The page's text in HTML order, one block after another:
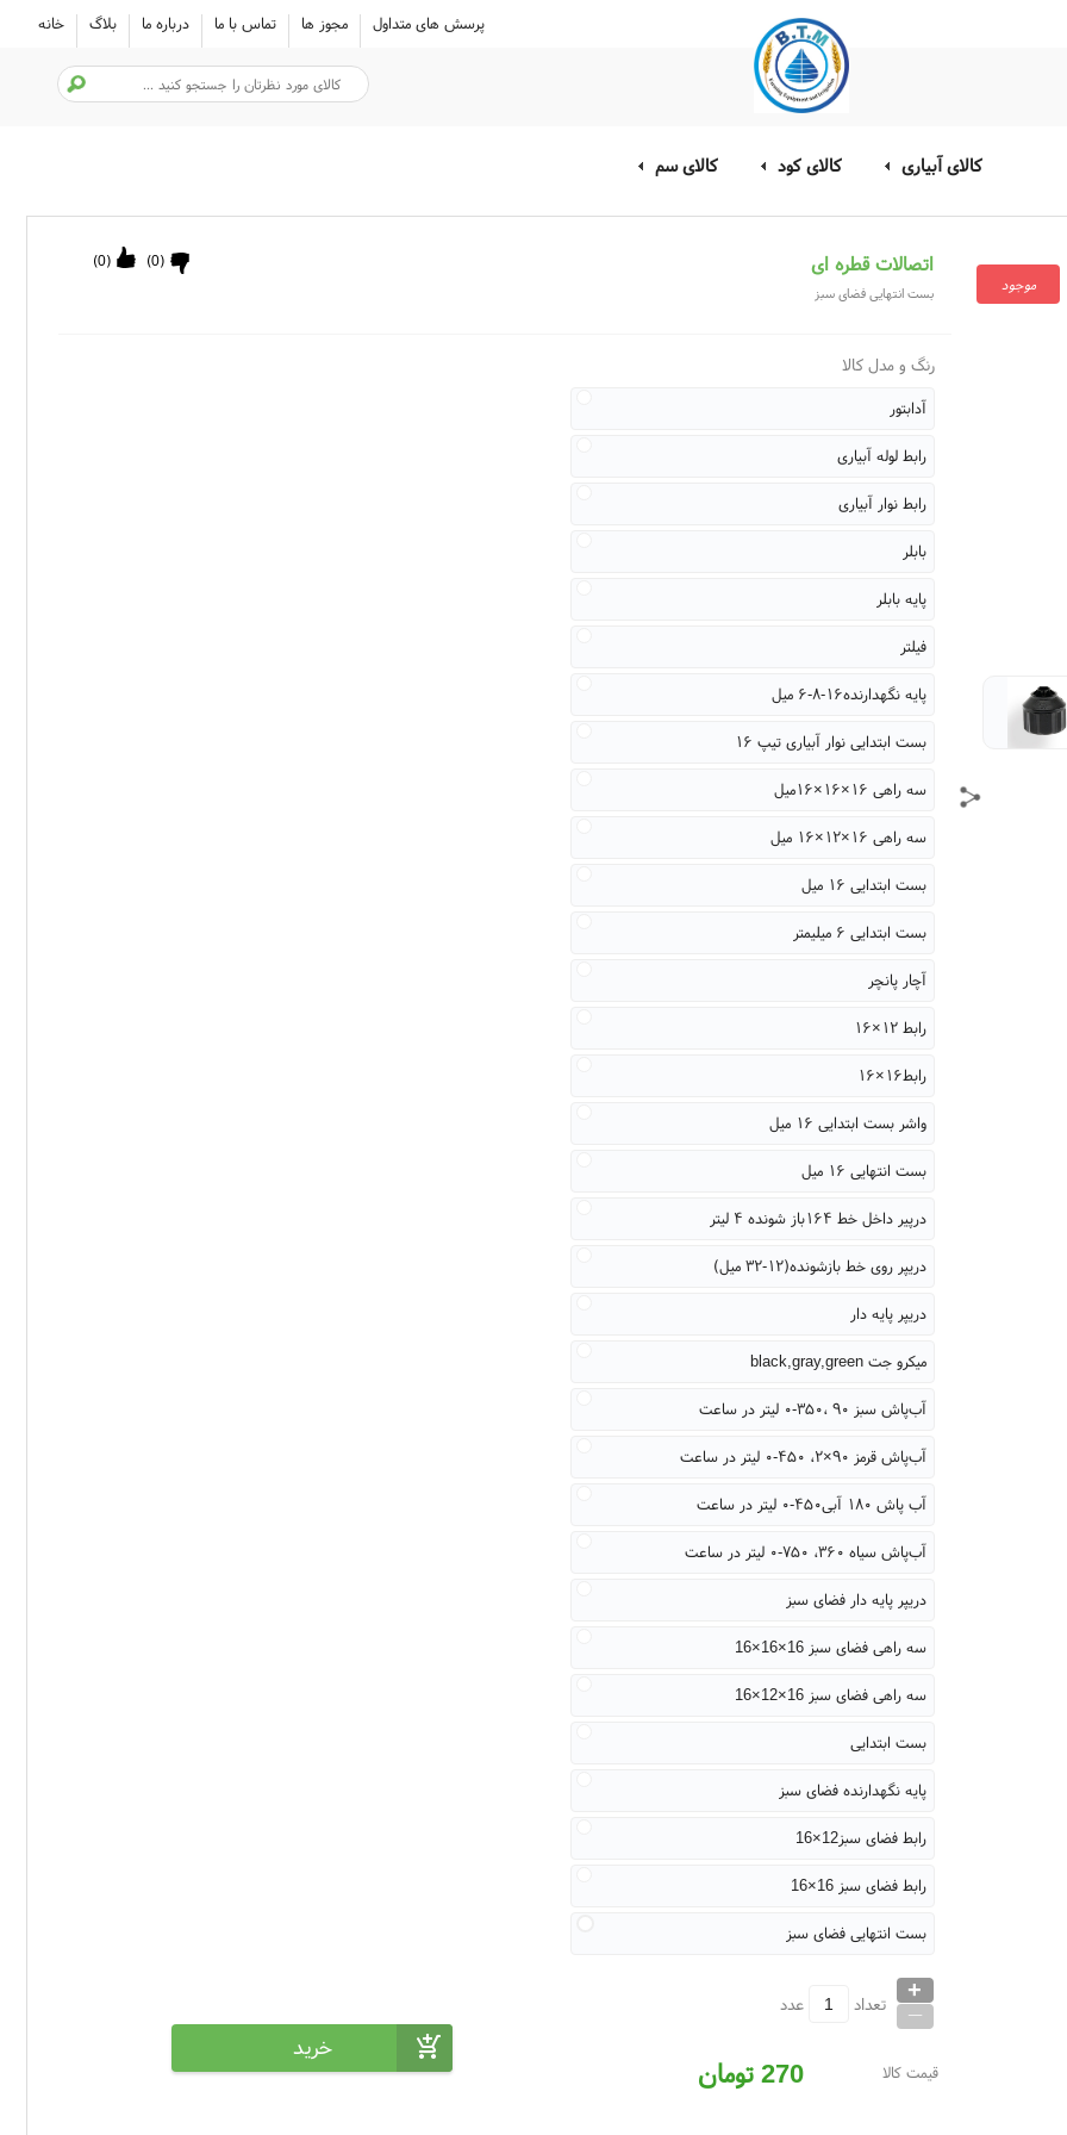
خانه بلاگ درباره ما تماس با ما مجوز ها پرسش های متداول
کالای آبیاری کالای کود کالای سم
موجود
اتصالات قطره ای (
0
) (
0
)
بست انتهایی فضای سبز
رنگ و مدل کالا
آدابتور
رابط لوله آبیاری
رابط نوار آبیاری
بابلر
پایه بابلر
فیلتر
پایه نگهدارنده۱۶-۸-۶ میل
بست ابتدایی نوار آبیاری تیپ ۱۶
سه راهی ۱۶×۱۶×۱۶میل
سه راهی ۱۶×۱۲×۱۶ میل
بست ابتدایی ۱۶ میل
بست ابتدایی ۶ میلیمتر
آچار پانچر
رابط ۱۲×۱۶
رابط۱۶×۱۶
واشر بست ابتدایی ۱۶ میل
بست انتهایی ۱۶ میل
درپیر داخل خط ۱۶۴باز شونده ۴ لیتر
دریپر روی خط بازشونده(۱۲-۳۲ میل)
دریپر پایه دار
میکرو جت black,gray,green
آب‌پاش سبز ۹۰ ،۳۵۰-۰ لیتر در ساعت
آب‌پاش قرمز ۹۰×۲، ۴۵۰-۰ لیتر در ساعت
آب پاش ۱۸۰ آبی۴۵۰-۰ لیتر در ساعت
آب‌پاش سیاه ۳۶۰، ۷۵۰-۰ لیتر در ساعت
دریپر پایه دار فضای سبز
سه راهی فضای سبز 16×16×16
سه راهی فضای سبز 16×12×16
بست ابتدایی
پایه نگهدارنده فضای سبز
رابط فضای سبز12×16
رابط فضای سبز 16×16
بست انتهایی فضای سبز
تعداد +
_ عدد
قیمت کالا 270تومان